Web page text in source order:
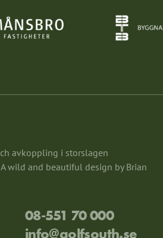
avkoppling i storslagen
wild and beautiful design by Brian
08-551 70 000
info@golfsouth.se